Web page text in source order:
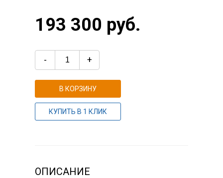
193 300 руб.
- +
В КОРЗИНУ
КУПИТЬ В 1 КЛИК
ОПИСАНИЕ